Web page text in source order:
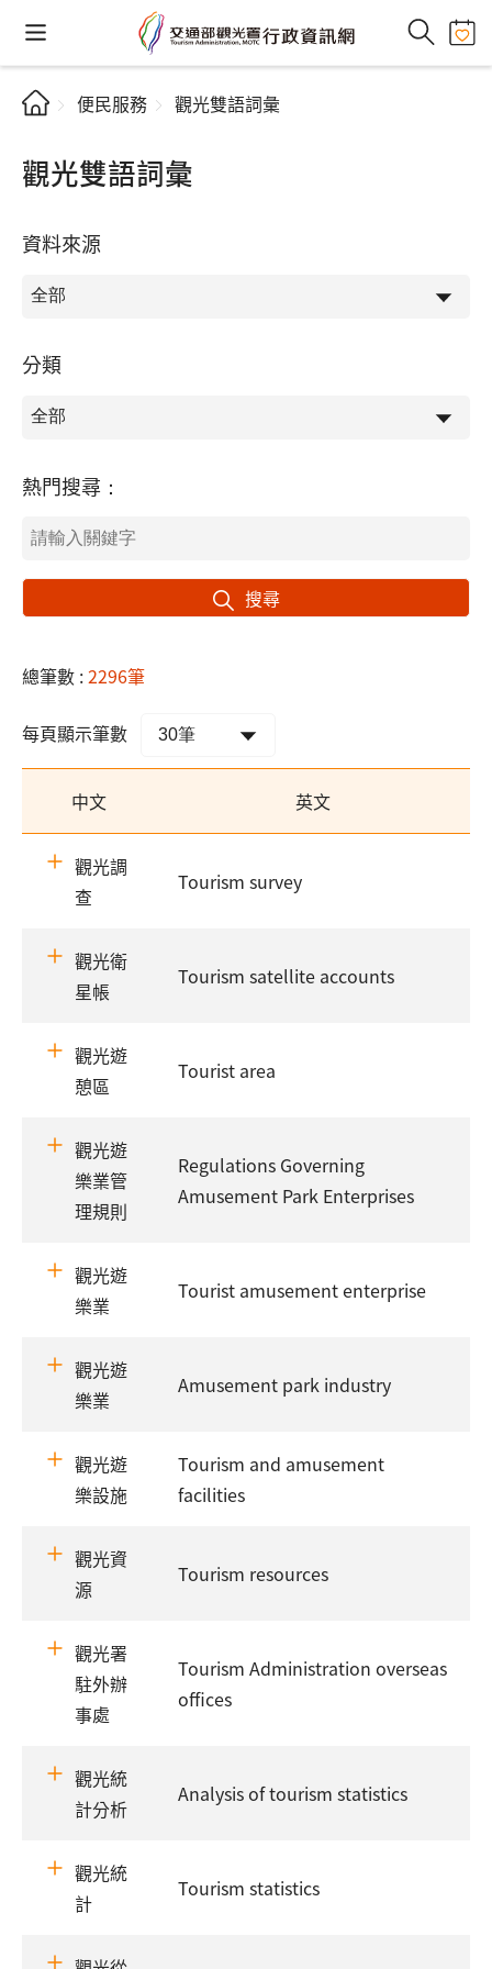
便民服務 觀光雙語詞彙
觀光雙語詞彙
資料來源
分類
熱門搜尋：
搜尋
總筆數 :2296筆
每頁顯示筆數
中文 英文
觀光調
查
Tourism survey
觀光衛
星帳
Tourism satellite accounts
觀光遊
憩區
Tourist area
觀光遊
樂業管
理規則
Regulations Governing
Amusement Park Enterprises
觀光遊
樂業
Tourist amusement enterprise
觀光遊
樂業
Amusement park industry
觀光遊
樂設施
Tourism and amusement
facilities
觀光資
源
Tourism resources
觀光署
駐外辦
事處
Tourism Administration overseas
offices
觀光統
計分析
Analysis of tourism statistics
觀光統
計
Tourism statistics